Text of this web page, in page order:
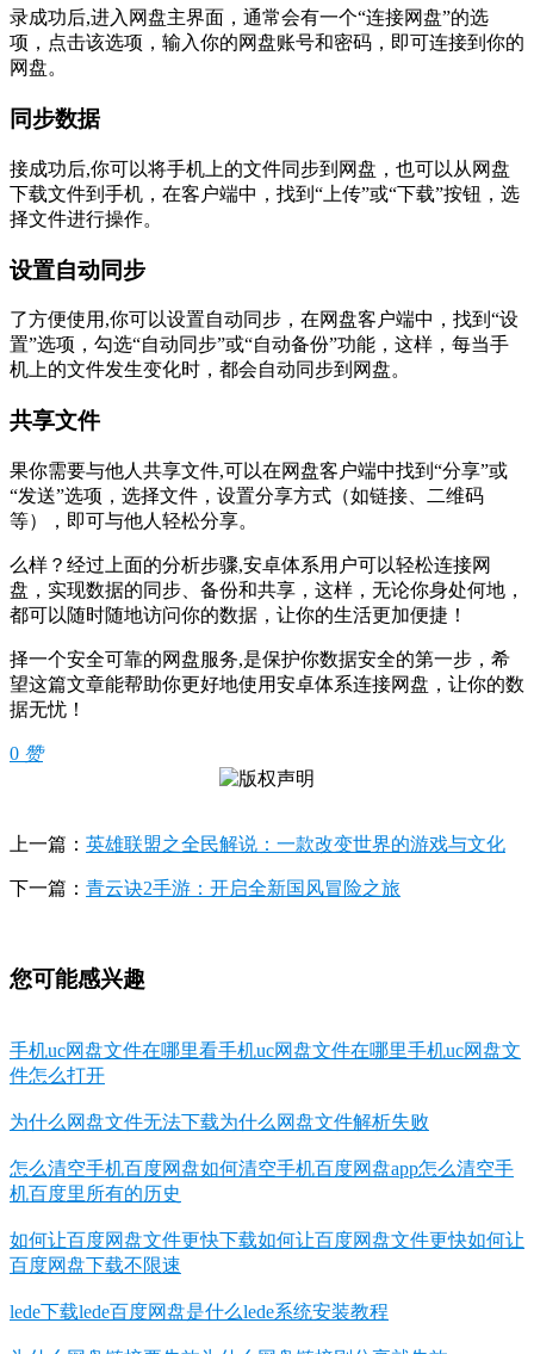
录成功后,进入网盘主界面，通常会有一个“连接网盘”的选
项，点击该选项，输入你的网盘账号和密码，即可连接到你的
网盘。
同步数据
接成功后,你可以将手机上的文件同步到网盘，也可以从网盘
下载文件到手机，在客户端中，找到“上传”或“下载”按钮，选
择文件进行操作。
设置自动同步
了方便使用,你可以设置自动同步，在网盘客户端中，找到“设
置”选项，勾选“自动同步”或“自动备份”功能，这样，每当手
机上的文件发生变化时，都会自动同步到网盘。
共享文件
果你需要与他人共享文件,可以在网盘客户端中找到“分享”或
“发送”选项，选择文件，设置分享方式（如链接、二维码
等），即可与他人轻松分享。
么样？经过上面的分析步骤,安卓体系用户可以轻松连接网
盘，实现数据的同步、备份和共享，这样，无论你身处何地，
都可以随时随地访问你的数据，让你的生活更加便捷！
择一个安全可靠的网盘服务,是保护你数据安全的第一步，希
望这篇文章能帮助你更好地使用安卓体系连接网盘，让你的数
据无忧！
0 赞
上一篇： 英雄联盟之全民解说：一款改变世界的游戏与文化
下一篇： 青云诀2手游：开启全新国风冒险之旅
您可能感兴趣
手机uc网盘文件在哪里看手机uc网盘文件在哪里手机uc网盘文
件怎么打开
为什么网盘文件无法下载为什么网盘文件解析失败
怎么清空手机百度网盘如何清空手机百度网盘app怎么清空手
机百度里所有的历史
如何让百度网盘文件更快下载如何让百度网盘文件更快如何让
百度网盘下载不限速
lede下载lede百度网盘是什么lede系统安装教程